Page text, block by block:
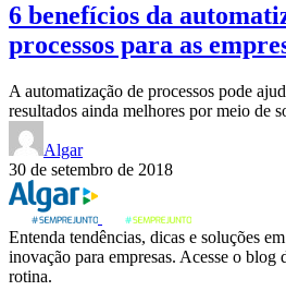
6 benefícios da
processos para as
A automatização de processos pode
resultados ainda melhores por meio de
Algar
30 de setembro de 2018
Entenda tendências, dicas e soluções
inovação para empresas. Acesse o blog
rotina.